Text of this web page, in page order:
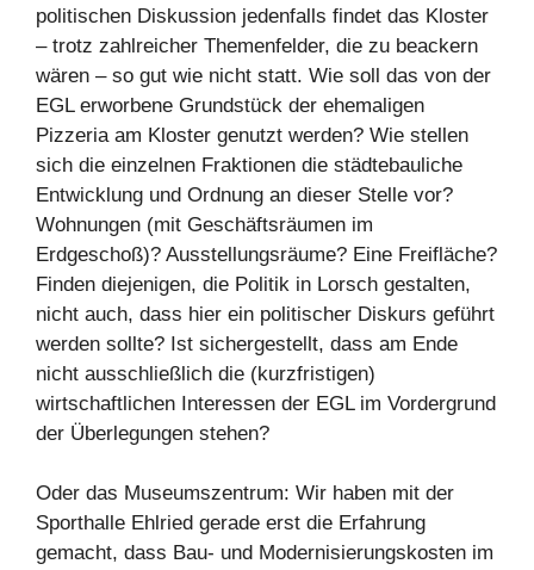
politischen Diskussion jedenfalls findet das Kloster
– trotz zahlreicher Themenfelder, die zu beackern
wären – so gut wie nicht statt. Wie soll das von der
EGL erworbene Grundstück der ehemaligen
Pizzeria am Kloster genutzt werden? Wie stellen
sich die einzelnen Fraktionen die städtebauliche
Entwicklung und Ordnung an dieser Stelle vor?
Wohnungen (mit Geschäftsräumen im
Erdgeschoß)? Ausstellungsräume? Eine Freifläche?
Finden diejenigen, die Politik in Lorsch gestalten,
nicht auch, dass hier ein politischer Diskurs geführt
werden sollte? Ist sichergestellt, dass am Ende
nicht ausschließlich die (kurzfristigen)
wirtschaftlichen Interessen der EGL im Vordergrund
der Überlegungen stehen?
Oder das Museumszentrum: Wir haben mit der
Sporthalle Ehlried gerade erst die Erfahrung
gemacht, dass Bau- und Modernisierungskosten im